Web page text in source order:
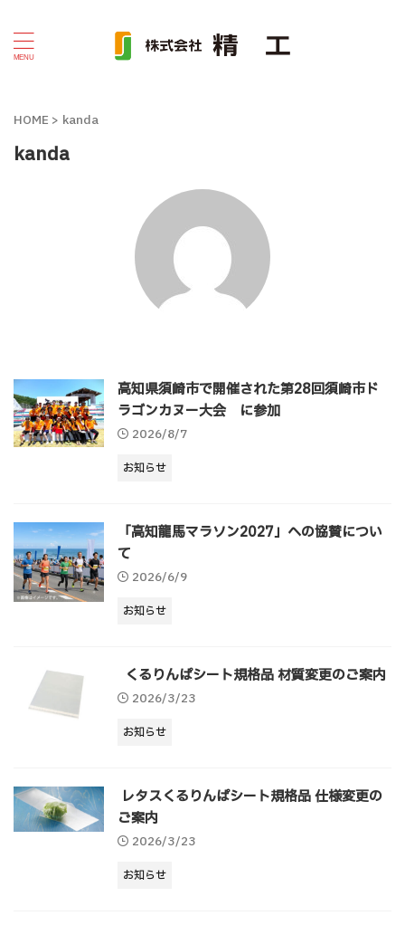
HOME > kanda
kanda
高知県須崎市で開催された第28回須崎市ド
ラゴンカヌー大会 に参加
2026/8/7
お知らせ
「高知龍馬マラソン2027」への協賛につい
て
2026/6/9
お知らせ
くるりんぱシート規格品 材質変更のご案内
2026/3/23
お知らせ
レタスくるりんぱシート規格品 仕様変更の
ご案内
2026/3/23
お知らせ